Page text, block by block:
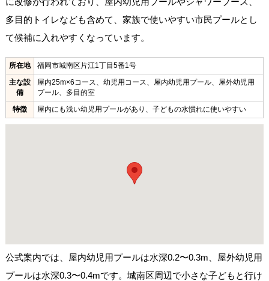
多目的トイレなども含めて、家族で使いやすい市民プールとし
て候補に入れやすくなっています。
所在地
福岡市城南区片江1丁目5番1号
主な設
備
屋内25m×6コース、幼児用コース、屋内幼児用プール、屋外幼児用
プール、多目的室
特徴
屋内にも浅い幼児用プールがあり、子どもの水慣れに使いやすい
公式案内では、屋内幼児用プールは水深0.2〜0.3m、屋外幼児用
プールは水深0.3〜0.4mです。城南区周辺で小さな子どもと行け